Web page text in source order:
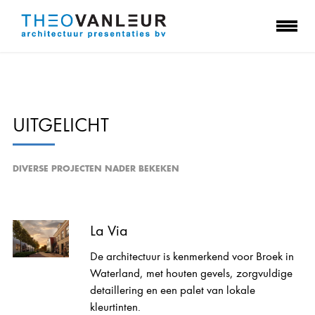
UITGELICHT
DIVERSE PROJECTEN NADER BEKEKEN
La Via
De architectuur is kenmerkend voor Broek in
Waterland, met houten gevels, zorgvuldige
detaillering en een palet van lokale
kleurtinten.